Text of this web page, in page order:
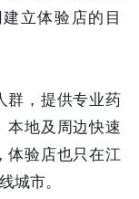
立体验店的目
群，提供专业药
本地及周边快速
体验店也只在江
城市。